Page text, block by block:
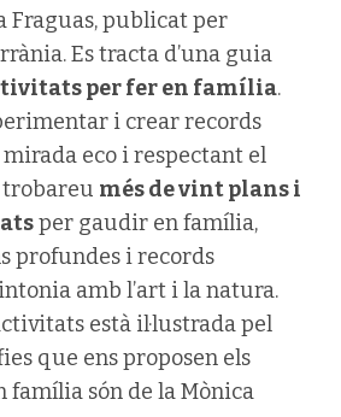
Fraguas, publicat per
Es tracta d’una guia
per fer en família.
i crear records
eco i respectant el
més de vint plans i
per gaudir en família,
profundes i records
amb l’art i la natura.
està il·lustrada pel
que ens proposen els
família són de la Mònica